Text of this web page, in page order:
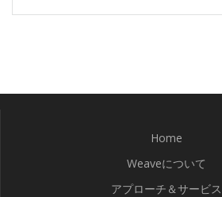
Home
Weaveについて
アプローチ＆サービス